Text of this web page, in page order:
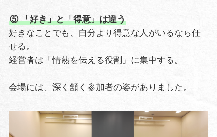
⑤ 「好き」と「得意」は違う
好きなことでも、自分より得意な人がいるなら任
せる。
経営者は「情熱を伝える役割」に集中する。
会場には、深く頷く参加者の姿がありました。